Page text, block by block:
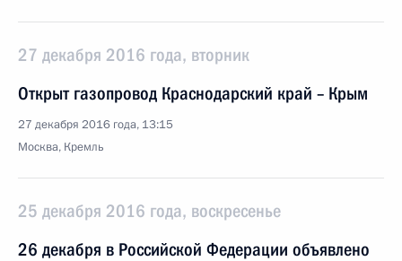
27 декабря 2016 года, вторник
Открыт газопровод Краснодарский край – Крым
27 декабря 2016 года, 13:15
Москва, Кремль
25 декабря 2016 года, воскресенье
26 декабря в Российской Федерации объявлено